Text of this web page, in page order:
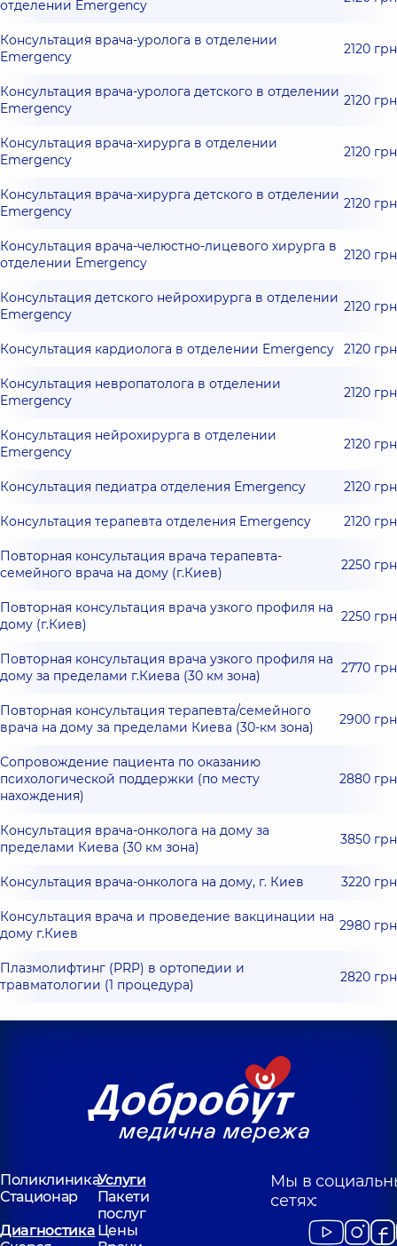
отделении Emergency
Консультация врача-уролога в отделении
Emergency
2120 грн
Консультация врача-уролога детского в отделении
Emergency
2120 грн
Консультация врача-хирурга в отделении
Emergency
2120 грн
Консультация врача-хирурга детского в отделении
Emergency
2120 грн
Консультация врача-челюстно-лицевого хирурга в
отделении Emergency
2120 грн
Консультация детского нейрохирурга в отделении
Emergency
2120 грн
Консультация кардиолога в отделении Emergency 2120 грн
Консультация невропатолога в отделении
Emergency
2120 грн
Консультация нейрохирурга в отделении
Emergency
2120 грн
Консультация педиатра отделения Emergency 2120 грн
Консультация терапевта отделения Emergency 2120 грн
Повторная консультация врача терапевта-
семейного врача на дому (г.Киев)
2250 грн
Повторная консультация врача узкого профиля на
дому (г.Киев)
2250 грн
Повторная консультация врача узкого профиля на
дому за пределами г.Киева (30 км зона)
2770 грн
Повторная консультация терапевта/семейного
врача на дому за пределами Киева (30-км зона)
2900 грн
Сопровождение пациента по оказанию
психологической поддержки (по месту
нахождения)
2880 грн
Консультация врача-онколога на дому за
пределами Киева (30 км зона)
3850 грн
Консультация врача-онколога на дому, г. Киев 3220 грн
Консультация врача и проведение вакцинации на
дому г.Киев
2980 грн
Плазмолифтинг (PRP) в ортопедии и
травматологии (1 процедура)
2820 грн
ПоликлиникаУслуги
Стационар
Пакети
послуг
Диагностика Цены
Мы в
сетях: